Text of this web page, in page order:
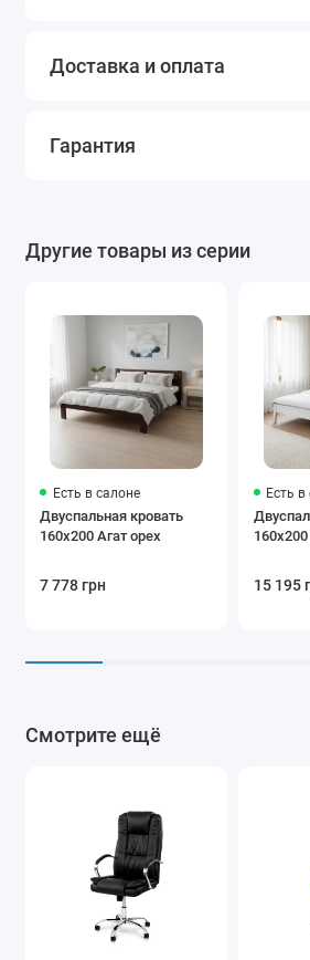
Доставка и оплата
Гарантия
Другие товары из серии
Есть в салоне
Двуспальная кровать
160х200 Агат орех
7 778 грн
Есть в
15 195
Смотрите ещё